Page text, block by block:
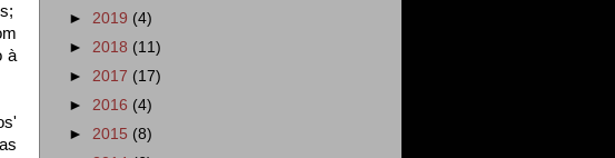
à
► 2019 (4)
► 2018 (11)
► 2017 (17)
► 2016 (4)
► 2015 (8)